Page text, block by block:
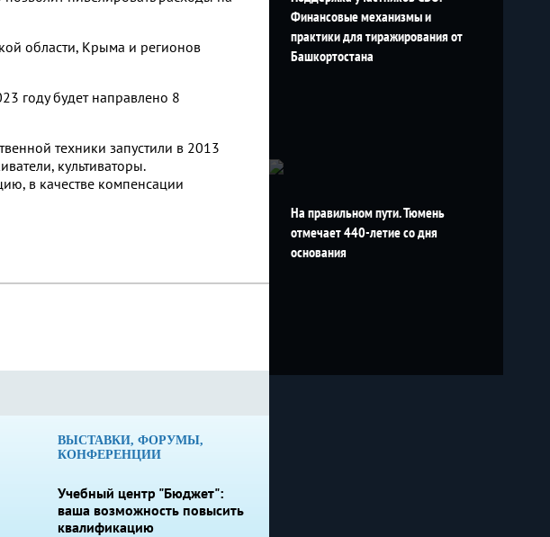
области, Крыма и регионов
году будет направлено 8
техники запустили в 2013
культиваторы.
в качестве компенсации
ВЫСТАВКИ, ФОРУМЫ,
КОНФЕРЕНЦИИ
Учебный центр "Бюджет":
ваша возможность повысить
квалификацию
Финансовые механизмы и
практики для тиражирования от
Башкортостана
На правильном пути. Тюмень
отмечает 440-летие со дня
основания